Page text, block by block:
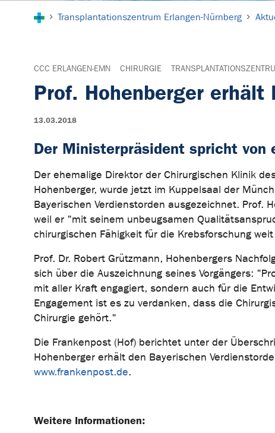
Transplantationszentrum Erlangen-Nürnberg
CCC ERLANGEN-EMN CHIRURGIE
Prof. Hohenberger erhält
13.03.2018
Der Ministerpräsident spricht von
Der ehemalige Direktor der Chirurgischen Klinik
Hohenberger, wurde jetzt im Kuppelsaal der
Bayerischen Verdienstorden ausgezeichnet. Prof.
weil er "mit seinem unbeugsamen
chirurgischen Fähigkeit für die Krebsforschung
Prof. Dr. Robert Grützmann, Hohenbergers
sich über die Auszeichnung seines Vorgängers:
mit aller Kraft engagiert, sondern auch für die
Engagement ist es zu verdanken, dass die
Chirurgie gehört."
Die Frankenpost (Hof) berichtet unter der
Hohenberger erhält den Bayerischen
www.frankenpost.de.
Weitere Informationen: